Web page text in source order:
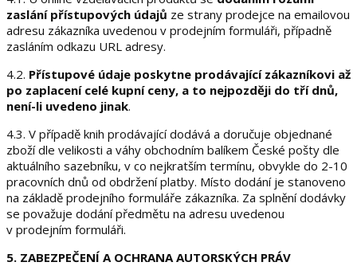
zaslání přístupových údajů ze strany prodejce na emailovou
adresu zákazníka uvedenou v prodejním formuláři, případně
zasláním odkazu URL adresy.
4.2. Přístupové údaje poskytne prodávající zákazníkovi až
po zaplacení celé kupní ceny, a to nejpozději do tří dnů,
není-li uvedeno jinak.
4.3. V případě knih prodávající dodává a doručuje objednané
zboží dle velikosti a váhy obchodním balíkem České pošty dle
aktuálního sazebníku, v co nejkratším termínu, obvykle do 2-10
pracovních dnů od obdržení platby. Místo dodání je stanoveno
na základě prodejního formuláře zákazníka. Za splnění dodávky
se považuje dodání předmětu na adresu uvedenou
v prodejním formuláři.
5. ZABEZPEČENÍ A OCHRANA AUTORSKÝCH PRÁV